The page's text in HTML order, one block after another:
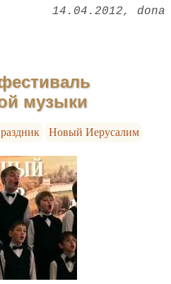
14.04.2012 dona
музыки
Новый Иерусалим